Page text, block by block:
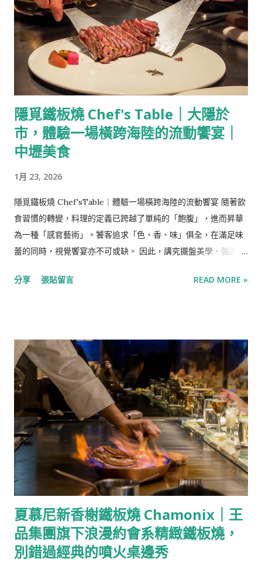
奕，她在15歲時進入墨西哥最好的高中就讀，在哪裡遇上了初
戀，他們談論青春、政治與理想，芙烈達還有著成為醫生的夢
想。 而真正影響她人生的意外在她18歲的時候降臨，芙烈達乘坐
的巴士與一輛電車相撞，在這場車禍裡，她的脊椎被折成三段，
頸椎碎裂，一隻腳也被壓碎，一根金屬扶手穿進她的腹部，直穿
透她的陰部，她當時男友形容現場怵目驚心並且沒有人相信芙烈
達能活下來，而芙烈達也在往後的日子裡，因為這場車禍歷經了
無數次大小手術。 車禍後的芙烈達歷經了漫長的苦難與治療，並
在治療期間開始接觸藝術，開始透過繪畫紀錄自己的生活與情
戀悲痛欲絕，她將生命裡的磨難吸收作養分，將血淋淋的傷痕融
合象徵意義呈現在作品裡，那些有著濃烈的色彩、怵目驚心的構
圖的作品許多都來自於她對生活的體悟。 勝過生命的濃烈愛情，
與迪亞哥·利弗拉Diego Rivera 芙烈達的人生中除了藝術，還有
一個重要的男人-迪亞哥·利弗拉Diego Rivera，當時墨西哥著名
義的政治立場，他們是彼此的繆思，他們愛得死去活來但又荒唐
他們因此離...
​隱覓鐵板燒 Chef's Table｜大隱於
市，體驗一場橫跨海陸的流動饗宴｜
中壢美食
1月 23, 2026
隱覓鐵板燒 Chef'sTable｜體驗一場橫跨海陸的流動饗宴 隨著飲
食習慣的轉變，料理的定義已跨越了單純的「飽腹」，進而昇華
為一種「感官藝術」。饕客追求「色、香、味」俱全，在滿足味
蕾的同時，視覺饗宴亦不可或缺。 因此，講究擺盤美學、強調主
寵兒。這股風潮從街頭巷尾林立的「無菜單料理」中可見一斑，
鉄」與「隱覓」的雙強鼎立，到如今市場百花齊放，隱覓憑藉著
深厚的實力，始終穩坐「預約微困難店」的寶座。為了帶給賓客
極致的體驗，品牌堅持每一季更換菜單，並讓中壢兩家分店在同
季呈現截然不同的餐點組合，確保顧客即便在季中回訪，依然能
邂逅嶄新的驚喜與感動。 每一季換菜單，並在中壢的兩家店在同
一季提供不一樣的餐點組合，讓顧客在季中回訪時也能有不同的
驚喜。 【Info】 隱。覓鐵板燒 Chef's Table 地址： 慈惠店：桃
園市中壢區慈惠一街117號 元化店：桃園市中壢區元化路二段47
號 小巨蛋店：台北市松山區南京東路四段133巷4弄18號 營業時
間：周一-周日:11:30–13:30、17:30–21:30 電話： 慈惠店：0919-
226-959 元化店：0979-662-979 小巨蛋店：0918-609-989 訂
位： Inline 短評：在中壢想來一頓充滿儀式感的中高價位晚餐選
擇，稱不上傷荷包也不失面子。 松葉蟹肉最中餅 最中餅/松葉蟹
分享 張貼留言 READ MORE »
夏慕尼新香榭鐵板燒 Chamonix｜王
品集團旗下浪漫約會系精緻鐵板燒，
別錯過經典的噴火桌邊秀